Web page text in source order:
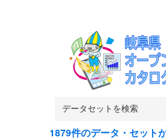
1879件のデータ・セット